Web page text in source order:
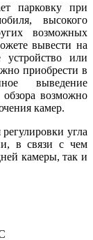
парковку при
высокого
возможных
вывести на
устройство или
приобрести в
выведение
возможно
камер.
угла
в связи с чем
камеры, так и